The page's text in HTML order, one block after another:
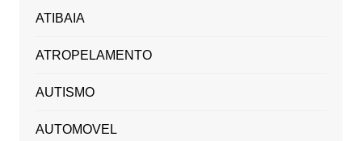
ATIBAIA
ATROPELAMENTO
AUTISMO
AUTOMOVEL